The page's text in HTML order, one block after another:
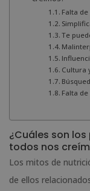
Falta
Te
Cultura
Falta
¿Cuáles son
todos nos
Los mitos de
de ellos